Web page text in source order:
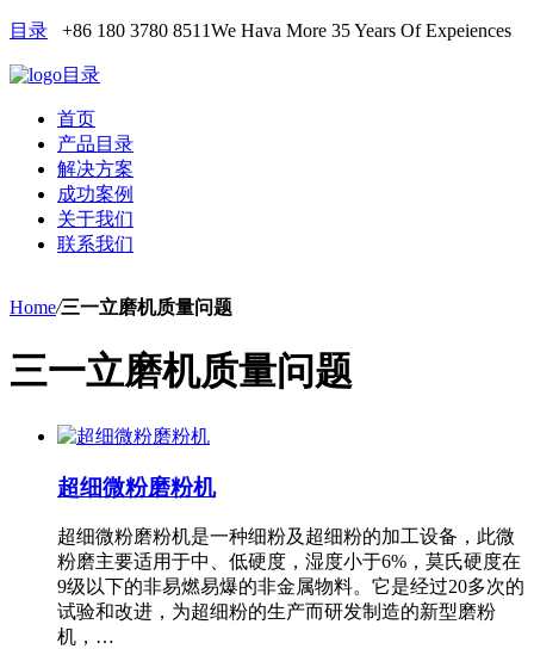
目录 +86 180 3780 8511We Hava More 35 Years Of Expeiences
目录
首页
产品目录
解决方案
成功案例
关于我们
联系我们
Home/三一立磨机质量问题
三一立磨机质量问题
超细微粉磨粉机
超细微粉磨粉机是一种细粉及超细粉的加工设备，此微
粉磨主要适用于中、低硬度，湿度小于6%，莫氏硬度在
9级以下的非易燃易爆的非金属物料。它是经过20多次的
试验和改进，为超细粉的生产而研发制造的新型磨粉
机，…